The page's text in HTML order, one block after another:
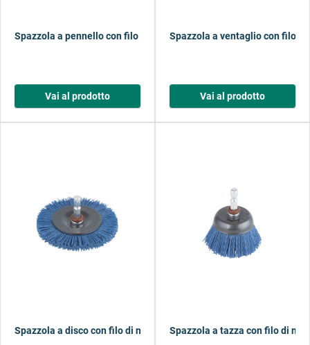
Spazzola a pennello con filo di nylon, aggressiva
Vai al prodotto
Spazzola a ventaglio con filo di
Vai al prodotto
Spazzola a disco con filo di nylon, delicataSpazzola a tazza con filo di